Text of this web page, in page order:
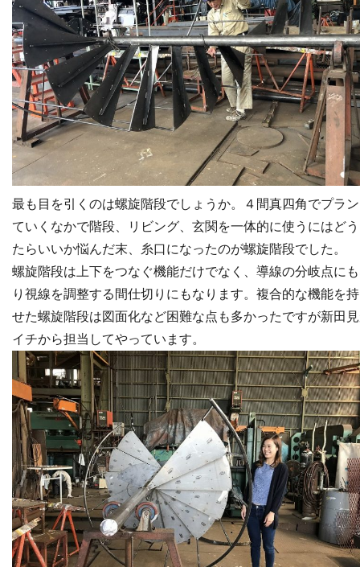
最も目を引くのは螺旋階段でしょうか。４間真四角でプラ
ていくなかで階段、リビング、玄関を一体的に使うにはど
たらいいか悩んだ末、糸口になったのが螺旋階段でした。
螺旋階段は上下をつなぐ機能だけでなく、導線の分岐点に
り視線を調整する間仕切りにもなります。複合的な機能を
せた螺旋階段は図面化など困難な点も多かったですが新田
イチから担当してやっています。